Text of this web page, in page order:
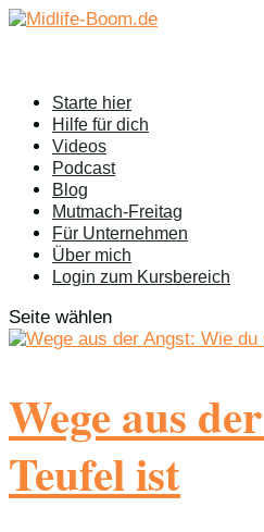
Starte hier
Hilfe für dich
Videos
Podcast
Blog
Mutmach-Freitag
Für Unternehmen
Über mich
Login zum Kursbereich
Seite wählen
Wege aus
Teufel ist